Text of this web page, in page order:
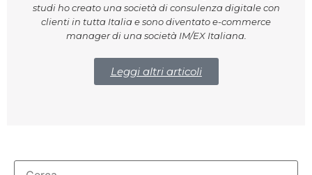
studi ho creato una società di consulenza digitale con
clienti in tutta Italia e sono diventato e-commerce
manager di una società IM/EX Italiana.
Leggi altri articoli